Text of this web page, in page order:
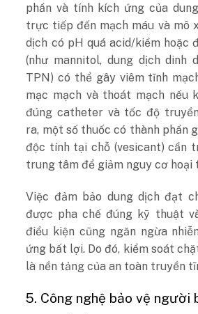
phần và tính kích ứng của
trực tiếp đến mạch máu và mô
dịch có pH quá acid/kiềm hoặc
(như mannitol, dung dịch dinh
TPN) có thể gây viêm tĩnh
mạc mạch và thoát mạch nếu
đúng catheter và tốc độ
ra, một số thuốc có thành phần
độc tính tại chỗ (vesicant) cần
trung tâm để giảm nguy cơ hoại
Việc đảm bảo dung dịch đạt
được pha chế đúng kỹ thuật
điều kiện cũng ngăn ngừa
ứng bất lợi. Do đó, kiểm soát
là nền tảng của an toàn truyền
5. Công nghệ bảo vệ người